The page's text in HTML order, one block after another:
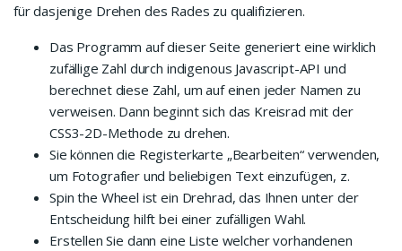
für dasjenige Drehen des Rades zu qualifizieren.
Das Programm auf dieser Seite generiert eine wirklich
zufällige Zahl durch indigenous Javascript-API und
berechnet diese Zahl, um auf einen jeder Namen zu
verweisen. Dann beginnt sich das Kreisrad mit der
CSS3-2D-Methode zu drehen.
Sie können die Registerkarte „Bearbeiten“ verwenden,
um Fotografier und beliebigen Text einzufügen, z.
Spin the Wheel ist ein Drehrad, das Ihnen unter der
Entscheidung hilft bei einer zufälligen Wahl.
Erstellen Sie dann eine Liste welcher vorhandenen